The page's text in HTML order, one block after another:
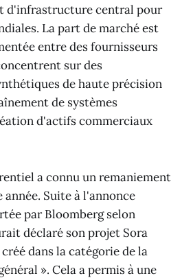
d'infrastructure central pour
La part de marché est
entre des fournisseurs
sur des
de haute précision
de systèmes
d'actifs commerciaux
a connu un remaniement
Suite à l'annonce
par Bloomberg selon
déclaré son projet Sora
dans la catégorie de la
». Cela a permis à une